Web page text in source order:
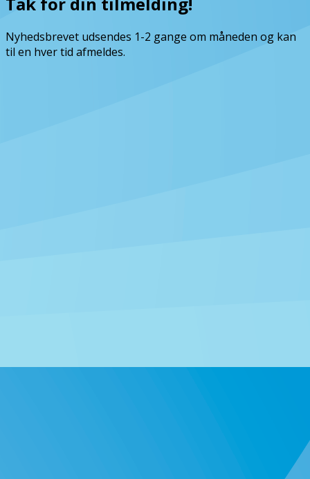
Nyhedsbrevet udsendes 1-2 gange om måneden og kan
til en hver tid afmeldes.